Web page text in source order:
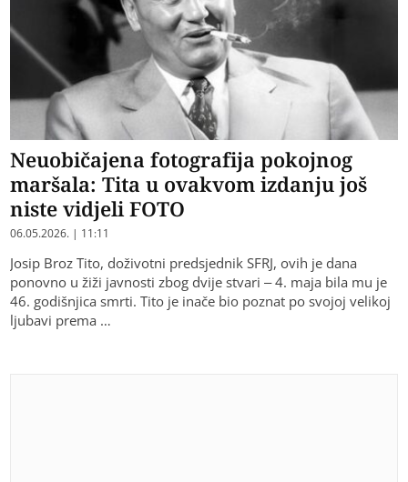
Neuobičajena fotografija pokojnog
maršala: Tita u ovakvom izdanju još
niste vidjeli FOTO
06.05.2026. | 11:11
Josip Broz Tito, doživotni predsjednik SFRJ, ovih je dana
ponovno u žiži javnosti zbog dvije stvari – 4. maja bila mu je
46. godišnjica smrti. Tito je inače bio poznat po svojoj velikoj
ljubavi prema …